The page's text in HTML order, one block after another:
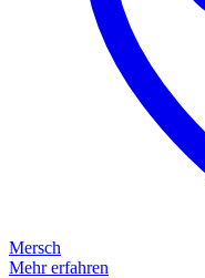
Mersch
Mehr erfahren